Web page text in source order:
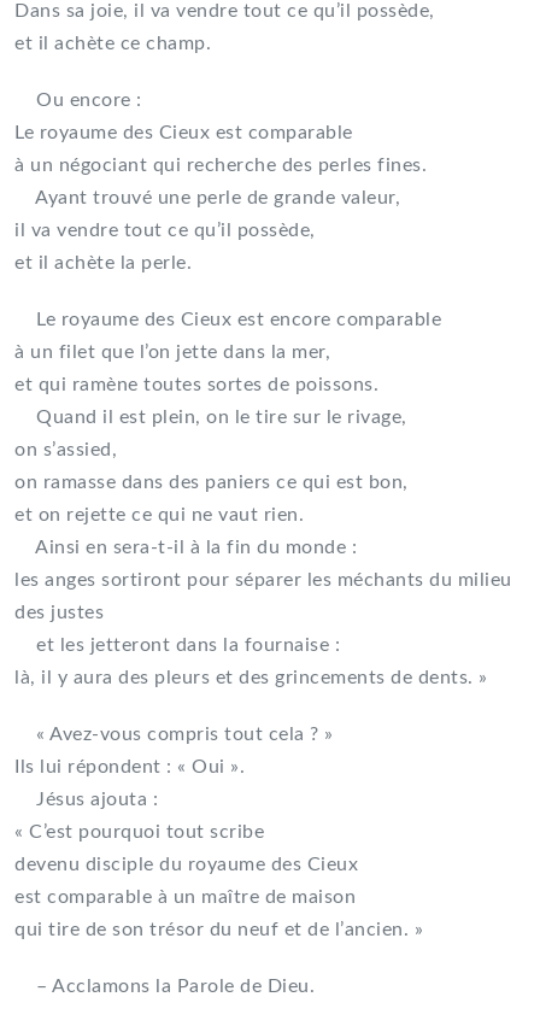
Dans sa joie, il va vendre tout ce qu’il possède,
et il achète ce champ.
Ou encore :
Le royaume des Cieux est comparable
à un négociant qui recherche des perles fines.
Ayant trouvé une perle de grande valeur,
il va vendre tout ce qu’il possède,
et il achète la perle.
Le royaume des Cieux est encore comparable
à un filet que l’on jette dans la mer,
et qui ramène toutes sortes de poissons.
Quand il est plein, on le tire sur le rivage,
on s’assied,
on ramasse dans des paniers ce qui est bon,
et on rejette ce qui ne vaut rien.
Ainsi en sera-t-il à la fin du monde :
les anges sortiront pour séparer les méchants du milieu
des justes
et les jetteront dans la fournaise :
là, il y aura des pleurs et des grincements de dents. »
« Avez-vous compris tout cela ? »
Ils lui répondent : « Oui ».
Jésus ajouta :
« C’est pourquoi tout scribe
devenu disciple du royaume des Cieux
est comparable à un maître de maison
qui tire de son trésor du neuf et de l’ancien. »
– Acclamons la Parole de Dieu.